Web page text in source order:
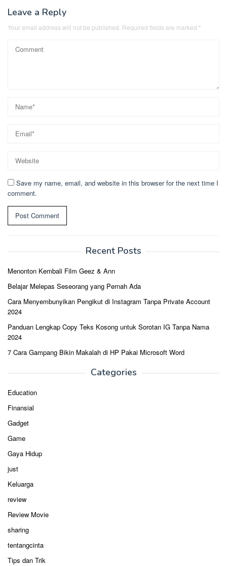
Leave a Reply
Your email address will not be published. Required fields are marked *
Save my name, email, and website in this browser for the next time I
comment.
Recent Posts
Menonton Kembali Film Geez & Ann
Belajar Melepas Seseorang yang Pernah Ada
Cara Menyembunyikan Pengikut di Instagram Tanpa Private Account
2024
Panduan Lengkap Copy Teks Kosong untuk Sorotan IG Tanpa Nama
2024
7 Cara Gampang Bikin Makalah di HP Pakai Microsoft Word
Categories
Education
Finansial
Gadget
Game
Gaya Hidup
just
Keluarga
review
Review Movie
sharing
tentangcinta
Tips dan Trik